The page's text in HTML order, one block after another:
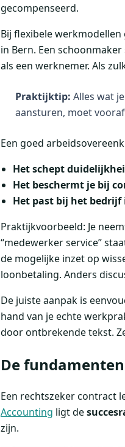
gecompenseerd.
Bij flexibele
in Bern. Een
als een werknemer. Als
Praktijktip: Alles wat
aansturen, moet
Een goed
Het schept
Het beschermt je bij
Het past bij het bedrijf
Praktijkvoorbeeld: Je
“medewerker service”
de mogelijke inzet op
loonbetaling. Anders
De juiste aanpak is
hand van je echte
door ontbrekende tekst.
De
Een rechtszeker contract
Accounting ligt de
zijn.